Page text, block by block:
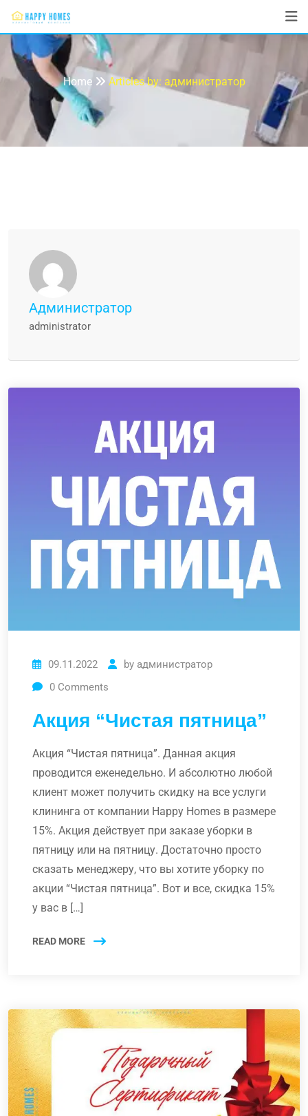
администратор
Home Articles by: администратор
Администратор
administrator
09.11.2022 by администратор
0 Comments
Акция “Чистая пятница”
Акция “Чистая пятница”. Данная акция
проводится еженедельно. И абсолютно любой
клиент может получить скидку на все услуги
клининга от компании Happy Homes в размере
15%. Акция действует при заказе уборки в
пятницу или на пятницу. Достаточно просто
сказать менеджеру, что вы хотите уборку по
акции “Чистая пятница”. Вот и все, скидка 15%
у вас в […]
READ MORE